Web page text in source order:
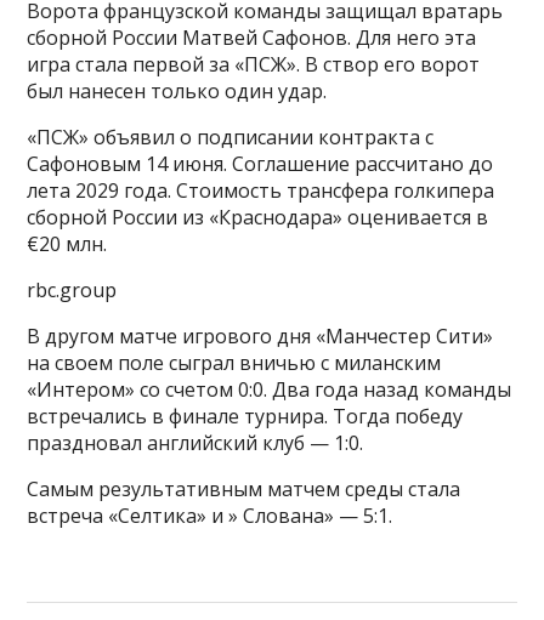
Ворота французской команды защищал вратарь
сборной России Матвей Сафонов. Для него эта
игра стала первой за «ПСЖ». В створ его ворот
был нанесен только один удар.
«ПСЖ» объявил о подписании контракта с
Сафоновым 14 июня. Соглашение рассчитано до
лета 2029 года. Стоимость трансфера голкипера
сборной России из «Краснодара» оценивается в
€20 млн.
rbc.group
В другом матче игрового дня «Манчестер Сити»
на своем поле сыграл вничью с миланским
«Интером» со счетом 0:0. Два года назад команды
встречались в финале турнира. Тогда победу
праздновал английский клуб — 1:0.
Самым результативным матчем среды стала
встреча «Селтика» и » Слована» — 5:1.